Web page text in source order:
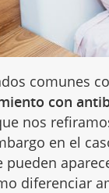
comunes
con
nos
en el
pueden
diferenciar